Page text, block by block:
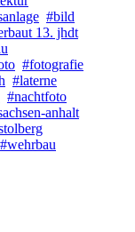
#bild
13. jhdt
#fotografie
#laterne
#nachtfoto
anhalt
#wehrbau